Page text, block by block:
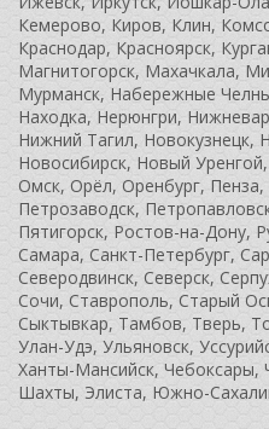
Кемерово, Киров, Клин,
Краснодар, Красноярск,
Магнитогорск, Махачкала,
Мурманск, Набережные
Находка, Нерюнгри,
Нижний Тагил, Новокузнецк,
Новосибирск, Новый
Омск, Орёл, Оренбург,
Петрозаводск,
Пятигорск, Ростов-на-Дону,
Самара, Санкт-Петербург,
Северодвинск, Северск,
Сочи, Ставрополь, Старый
Сыктывкар, Тамбов, Тверь,
Улан-Удэ, Ульяновск,
Ханты-Мансийск, Чебоксары,
Шахты, Элиста, Южно-